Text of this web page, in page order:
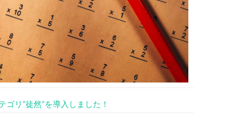
ゴリ”徒然”を導入しました！